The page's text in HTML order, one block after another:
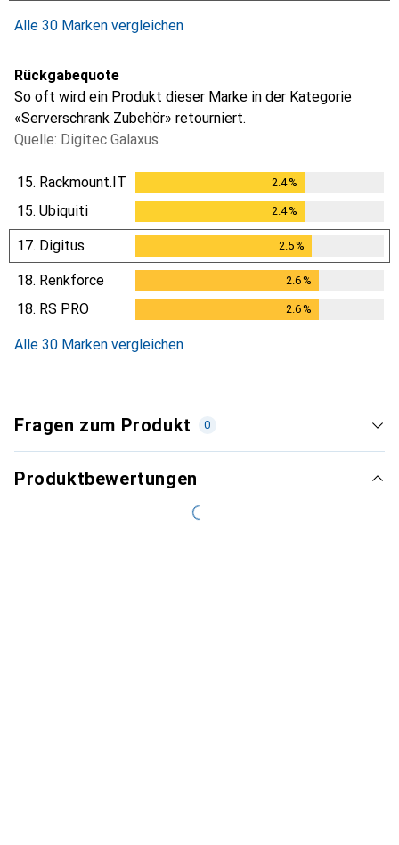
Alle 30 Marken vergleichen
Rückgabequote
So oft wird ein Produkt dieser Marke in der Kategorie
«Serverschrank Zubehör» retourniert.
Quelle: Digitec Galaxus
15. Rackmount.IT 2.4%
15. Ubiquiti 2.4%
17. Digitus 2.5%
18. Renkforce 2.6%
18. RS PRO 2.6%
Alle 30 Marken vergleichen
Fragen zum Produkt 0
Produktbewertungen